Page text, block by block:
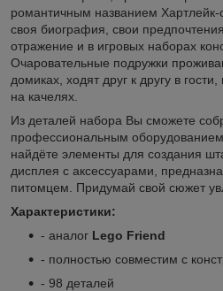
романтичным названием
своя биография, свои
отражение и в игровых наборах
Очаровательные подружки
домиках, ходят друг к другу в
на качелях.
Из деталей набора Вы сможете
профессиональным
найдёте элементы для создания
дисплея с аксессуарами,
питомцем. Придумай свой сюжет
Характеристики:
- аналог Lego Friend
- полностью совместим с
- 98 деталей